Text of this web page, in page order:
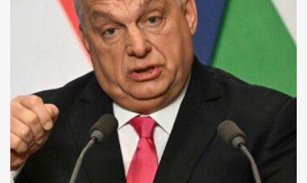
Azonnal húzd ki a töltőről: a
nedvesség tönkreteheti a...